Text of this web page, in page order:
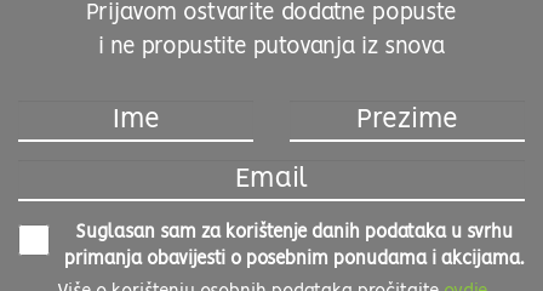
Prijavom ostvarite dodatne popuste
i ne propustite putovanja iz snova
Suglasan sam za korištenje danih podataka u svrhu
primanja obavijesti o posebnim ponudama i akcijama.